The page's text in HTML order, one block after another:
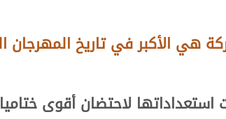
هي الأكبر في تاريخ المهرجان
استعداداتها لاحتضان أقوى